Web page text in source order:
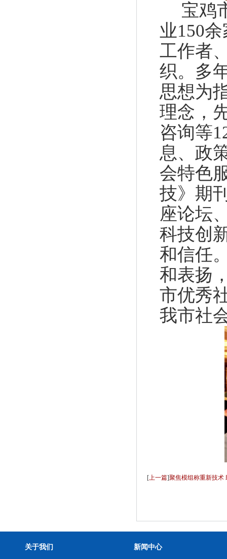
宝鸡
业150
工作者
织。多
思想为
理念，
咨询等
息、政
会特色
技》期
座论坛
科技创
和信任
和表扬
市优秀
我市社
[上一篇]聚焦模组称重新技术
关于我们 新闻中心